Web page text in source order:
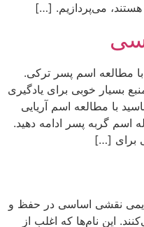
می‌پردازیم. […]
مطالعه اسم پسر ترکی.
بسیار خوبی برای یادگیری
با مطالعه اسم آریایی
اسم گربه پسر ادامه دهید.
برای […]
نقشی اساسی در حفظ و
این نام‌ها که اغلب از